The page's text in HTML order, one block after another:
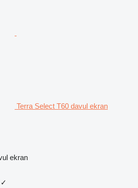
Terra Select T60 davul ekran
ekran
✓